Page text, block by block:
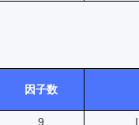
因子数
9